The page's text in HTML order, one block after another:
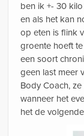
ben ik +- 30
en als het kan
op eten is flink
groente hoeft
een soort
geen last meer
Body Coach,
wanneer het
het de